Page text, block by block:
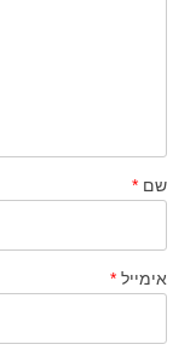
שם *
אימייל *